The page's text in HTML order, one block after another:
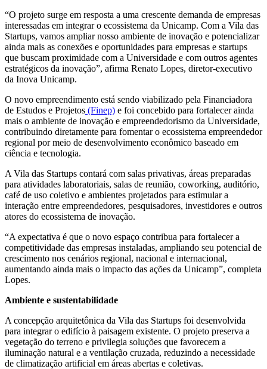
“O projeto surge em resposta a uma crescente demanda de empresas
interessadas em integrar o ecossistema da Unicamp. Com a Vila das
Startups, vamos ampliar nosso ambiente de inovação e potencializar
ainda mais as conexões e oportunidades para empresas e startups
que buscam proximidade com a Universidade e com outros agentes
estratégicos da inovação”, afirma Renato Lopes, diretor-executivo
da Inova Unicamp.
O novo empreendimento está sendo viabilizado pela Financiadora
de Estudos e Projetos (Finep) e foi concebido para fortalecer ainda
mais o ambiente de inovação e empreendedorismo da Universidade,
contribuindo diretamente para fomentar o ecossistema empreendedor
regional por meio de desenvolvimento econômico baseado em
ciência e tecnologia.
A Vila das Startups contará com salas privativas, áreas preparadas
para atividades laboratoriais, salas de reunião, coworking, auditório,
café de uso coletivo e ambientes projetados para estimular a
interação entre empreendedores, pesquisadores, investidores e outros
atores do ecossistema de inovação.
“A expectativa é que o novo espaço contribua para fortalecer a
competitividade das empresas instaladas, ampliando seu potencial de
crescimento nos cenários regional, nacional e internacional,
aumentando ainda mais o impacto das ações da Unicamp”, completa
Lopes.
Ambiente e sustentabilidade
A concepção arquitetônica da Vila das Startups foi desenvolvida
para integrar o edifício à paisagem existente. O projeto preserva a
vegetação do terreno e privilegia soluções que favorecem a
iluminação natural e a ventilação cruzada, reduzindo a necessidade
de climatização artificial em áreas abertas e coletivas.